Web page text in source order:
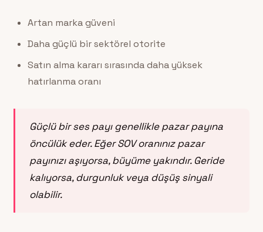
Artan marka güveni
Daha güçlü bir sektörel otorite
Satın alma kararı sırasında daha yüksek
hatırlanma oranı
Güçlü bir ses payı genellikle pazar payına
öncülük eder. Eğer SOV oranınız pazar
payınızı aşıyorsa, büyüme yakındır. Geride
kalıyorsa, durgunluk veya düşüş sinyali
olabilir.